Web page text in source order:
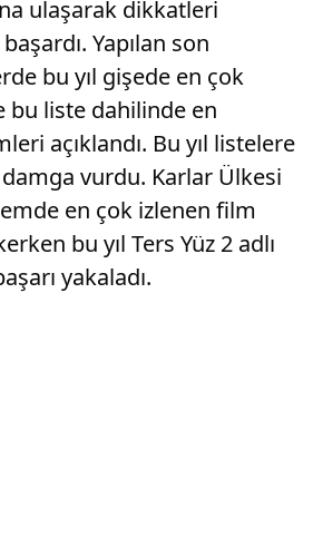
ulaşarak dikkatleri
Yapılan son
bu yıl gişede en çok
bu liste dahilinde en
açıklandı. Bu yıl listelere
vurdu. Karlar Ülkesi
en çok izlenen film
bu yıl Ters Yüz 2 adlı
yakaladı.